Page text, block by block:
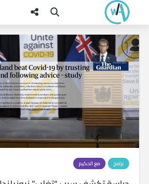
برامج مع الحكيم